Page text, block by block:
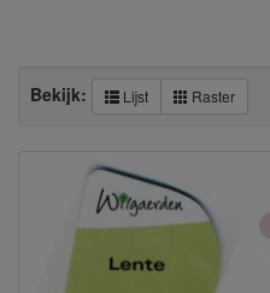
Bekijk: Lijst Raster